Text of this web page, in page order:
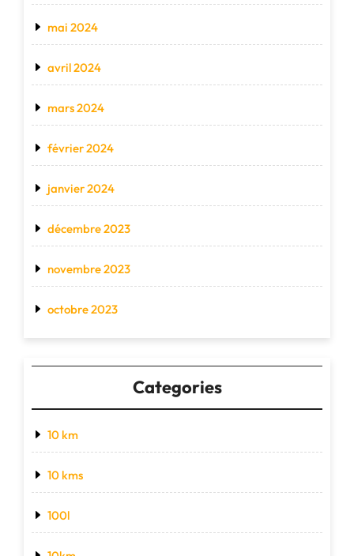
mai 2024
avril 2024
mars 2024
février 2024
janvier 2024
décembre 2023
novembre 2023
octobre 2023
Categories
10 km
10 kms
100l